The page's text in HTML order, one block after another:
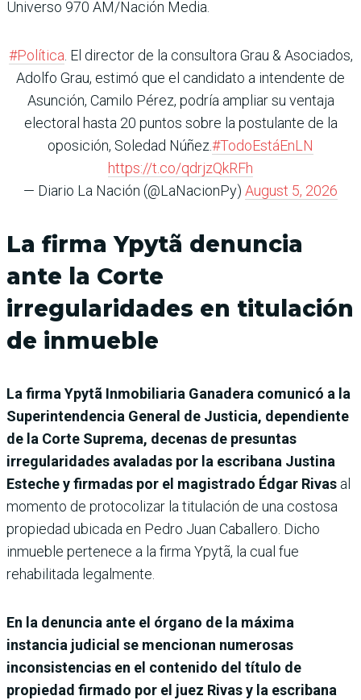
Universo 970 AM/Nación Media.
#Política. El director de la consultora Grau & Asociados,
Adolfo Grau, estimó que el candidato a intendente de
Asunción, Camilo Pérez, podría ampliar su ventaja
electoral hasta 20 puntos sobre la postulante de la
oposición, Soledad Núñez.#TodoEstáEnLN
https://t.co/qdrjzQkRFh
— Diario La Nación (@LaNacionPy) August 5, 2026
La firma Ypytã denuncia
ante la Corte
irregularidades en titulación
de inmueble
La firma Ypytã Inmobiliaria Ganadera comunicó a la
Superintendencia General de Justicia, dependiente
de la Corte Suprema, decenas de presuntas
irregularidades avaladas por la escribana Justina
Esteche y firmadas por el magistrado Édgar Rivas al
momento de protocolizar la titulación de una costosa
propiedad ubicada en Pedro Juan Caballero. Dicho
inmueble pertenece a la firma Ypytã, la cual fue
rehabilitada legalmente.
En la denuncia ante el órgano de la máxima
instancia judicial se mencionan numerosas
inconsistencias en el contenido del título de
propiedad firmado por el juez Rivas y la escribana